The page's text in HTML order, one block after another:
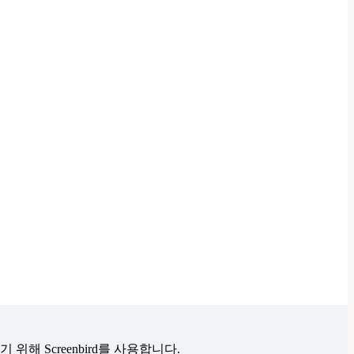
위해 Screenbird를 사용합니다.